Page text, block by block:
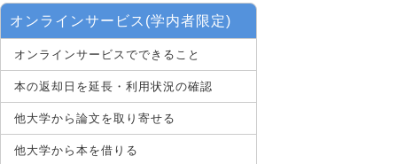
オンラインサービス(学内者限定)
オンラインサービスでできること
本の返却日を延長・利用状況の確認
他大学から論文を取り寄せる
他大学から本を借りる